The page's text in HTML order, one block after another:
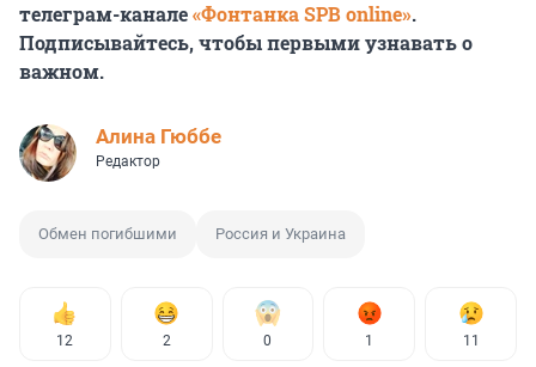
телеграм-канале«Фонтанка SPB online».
Подписывайтесь, чтобы первыми узнавать о
важном.
Алина Гюббе
Редактор
Обмен погибшими Россия и Украина
12 2 0 1 11